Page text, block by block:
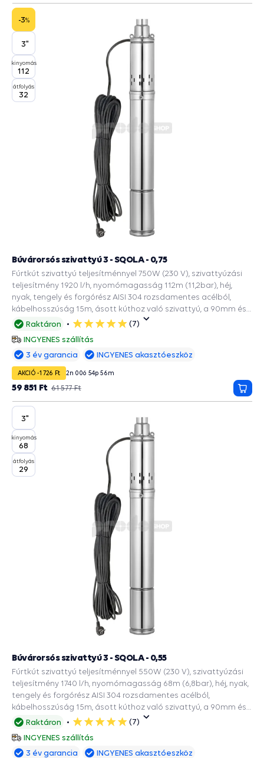
-3%
3"
kinyomás
112
átfolyás
32
Raktáron
5
csillag
(7)
INGYENES szállítás
Búvárorsós szivattyú 3 - SQOLA - 0,75
Fúrtkút szivattyú teljesítménnyel 750W (230 V), szivattyúzási
teljesítmény 1920 l/h, nyomómagasság 112m (11,2bar), héj,
nyak, tengely és forgórész AISI 304 rozsdamentes acélból,
kábelhosszúság 15m, ásott kúthoz való szivattyú, a 90mm és
szélesebb fúrásokba.
3 év garancia INGYENES akasztóeszköz
AKCIÓ -1 726 Ft 2n 00ó 54p 55m
61 577 Ft
59 851 Ft
3"
kinyomás
68
átfolyás
29
Raktáron
5
csillag
(7)
INGYENES szállítás
Búvárorsós szivattyú 3 - SQOLA - 0,55
Fúrtkút szivattyú teljesítménnyel 550W (230 V), szivattyúzási
teljesítmény 1740 l/h, nyomómagasság 68m (6,8bar), héj, nyak,
tengely és forgórész AISI 304 rozsdamentes acélból,
kábelhosszúság 15m, ásott kúthoz való szivattyú, a 90mm és
szélesebb fúrásokba.
3 év garancia INGYENES akasztóeszköz